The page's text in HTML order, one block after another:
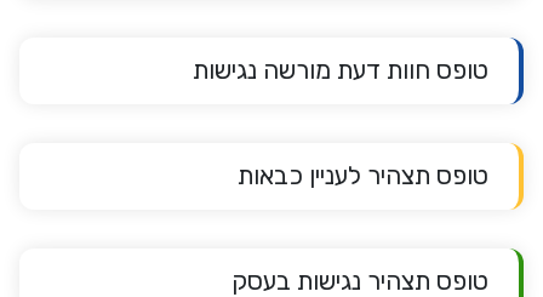
טופס חוות דעת מורשה נגישות
טופס תצהיר לעניין כבאות
טופס תצהיר נגישות בעסק